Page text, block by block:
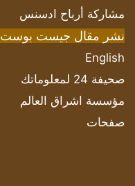
مشاركة أرباح ادسنس
نشر مقال جيست بوست
English
صحيفة 24 لمعلوماتك
مؤسسة اشراق العالم
صفحات